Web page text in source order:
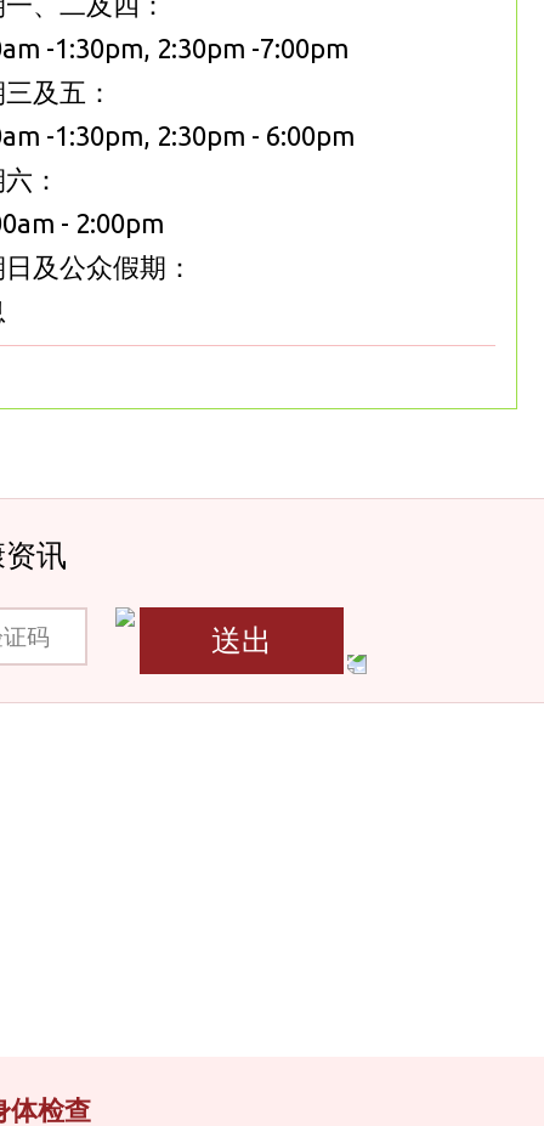
-1:30pm, 2:30pm -7:00pm
及五：
-1:30pm, 2:30pm - 6:00pm
：
- 2:00pm
及公众假期：
讯
送出
体检查